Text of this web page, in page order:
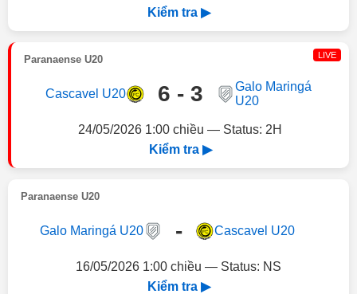
Kiểm tra ▶
Paranaense U20 LIVE
Cascavel U20 6 - 3
Galo Maringá
U20
24/05/2026 1:00 chiều — Status: 2H
Kiểm tra ▶
Paranaense U20
Galo Maringá U20 - Cascavel U20
16/05/2026 1:00 chiều — Status: NS
Kiểm tra ▶